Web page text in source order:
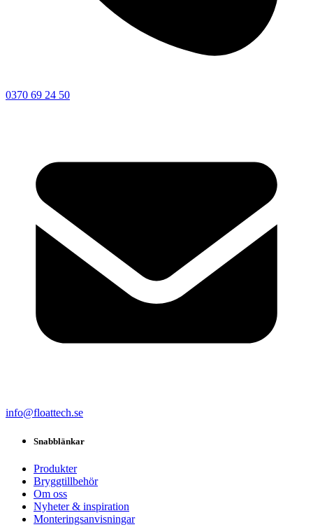
0370 69 24 50
info@floattech.se
Snabblänkar
Produkter
Bryggtillbehör
Om oss
Nyheter & inspiration
Monteringsanvisningar